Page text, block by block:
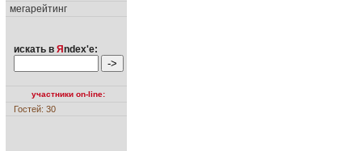
мегарейтинг
искать в Я ndex'е:
участники on-line:
Гостей: 30